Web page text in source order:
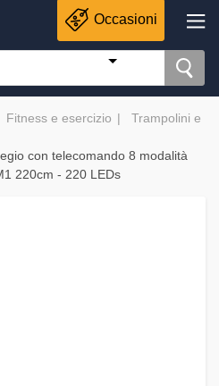
Occasioni
Fitness e esercizio
Trampolini e
con telecomando 8 modalità
220cm - 220 LEDs